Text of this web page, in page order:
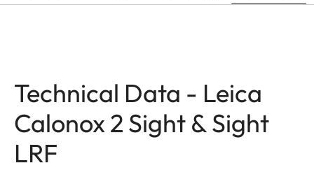
Technical Data - Leica
Calonox 2 Sight & Sight
LRF